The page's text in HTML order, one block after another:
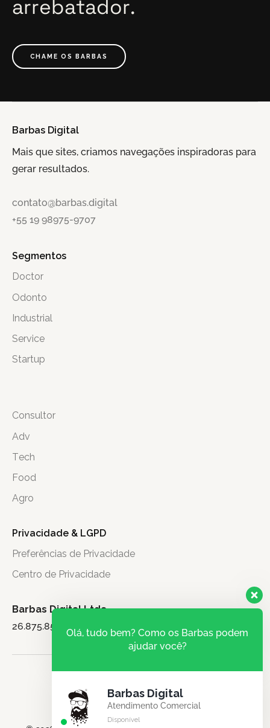
arrebatador.
CHAME OS BARBAS
Barbas Digital
Mais que sites, criamos navegações inspiradoras para
gerar resultados.
contato@barbas.digital
+55 19 98975-9707
Segmentos
Doctor
Odonto
Industrial
Service
Startup
Consultor
Adv
Tech
Food
Agro
Privacidade & LGPD
Preferências de Privacidade
Centro de Privacidade
Barbas Digital Ltda.
26.875.851/0001-71
Olá, tudo bem? Como os Barbas podem
ajudar você?
Barbas Digital
Atendimento Comercial
Disponível